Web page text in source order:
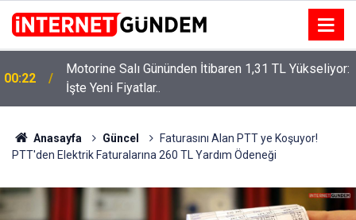
Motorine Salı Gününden İtibaren 1,31 TL Yükseliyor:
İşte Yeni Fiyatlar..
15:58
Neşet Ertaş’a “Bozkırın Tezenesi” Lakabını Kim
Verdi? Beyaz’la Joker Sorusunun Cevabı Merak
Edildi
Anasayfa Güncel
Faturasını Alan PTT ye Koşuyor!
PTT'den Elektrik Faturalarına 260 TL Yardım Ödeneği